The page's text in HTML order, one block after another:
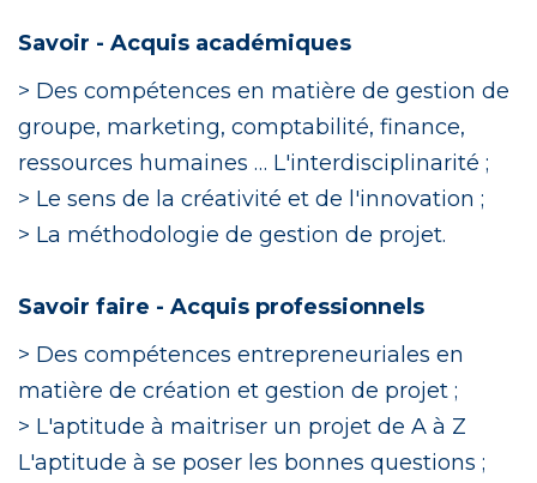
Savoir - Acquis académiques
> Des compétences en matière de gestion de
groupe, marketing, comptabilité, finance,
ressources humaines … L'interdisciplinarité ;
> Le sens de la créativité et de l'innovation ;
> La méthodologie de gestion de projet.
Savoir faire - Acquis professionnels
> Des compétences entrepreneuriales en
matière de création et gestion de projet ;
> L'aptitude à maitriser un projet de A à Z
L'aptitude à se poser les bonnes questions ;